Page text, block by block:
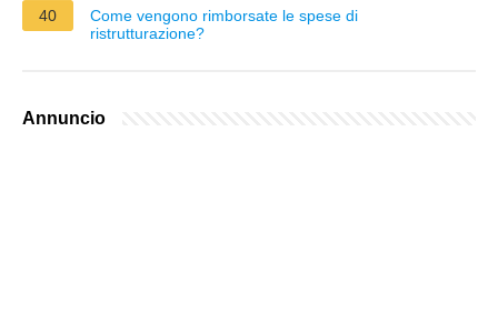
40
Come vengono rimborsate le spese di
ristrutturazione?
Annuncio